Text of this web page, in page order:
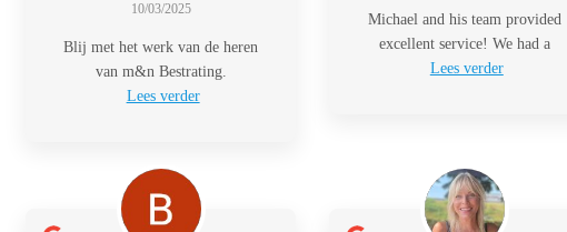
10/03/2025
Blij met het werk van de heren
van m&n Bestrating.
Lees verder
Michael and his team provided
excellent service! We had a
Lees verder